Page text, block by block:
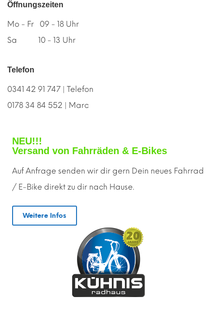
Öffnungszeiten
Mo - Fr 09 - 18 Uhr
Sa 10 - 13 Uhr
Telefon
0341 42 91 747 | Telefon
0178 34 84 552 | Marc
NEU!!!
Versand von Fahrräden & E-Bikes
Auf Anfrage senden wir dir gern Dein neues Fahrrad
/ E-Bike direkt zu dir nach Hause.
Weitere Infos